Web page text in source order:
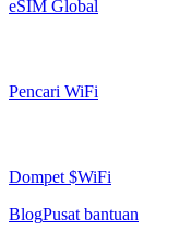
eSIM Global
Pencari WiFi
Dompet $WiFi
BlogPusat bantuan